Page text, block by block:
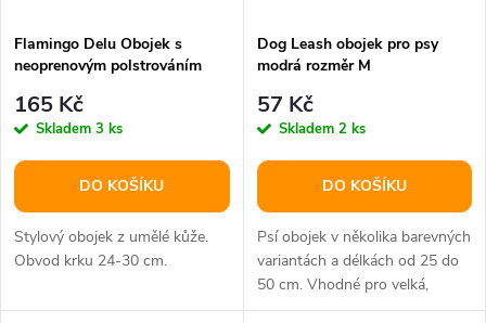
Flamingo Delu Obojek s
neoprenovým polstrováním
165 Kč
Skladem 3 ks
DO KOŠÍKU
Stylový obojek z umělé kůže.
Obvod krku 24-30 cm.
Dog Leash obojek pro psy
modrá rozměr M
57 Kč
Skladem 2 ks
DO KOŠÍKU
Psí obojek v několika barevných
variantách a délkách od 25 do
50 cm. Vhodné pro velká,
střední i malá plemena psů.